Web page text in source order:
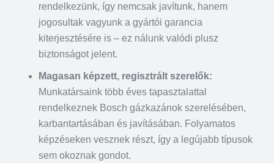
rendelkezünk, így nemcsak javítunk, hanem
jogosultak vagyunk a gyártói garancia
kiterjesztésére is – ez nálunk valódi plusz
biztonságot jelent.
Magasan képzett, regisztrált szerelők:
Munkatársaink több éves tapasztalattal
rendelkeznek Bosch gázkazánok szerelésében,
karbantartásában és javításában. Folyamatos
képzéseken vesznek részt, így a legújabb típusok
sem okoznak gondot.